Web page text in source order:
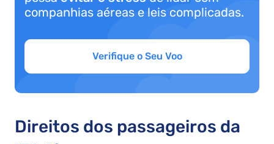
companhias aéreas e leis complicadas.
Verifique o Seu Voo
Direitos dos passageiros da